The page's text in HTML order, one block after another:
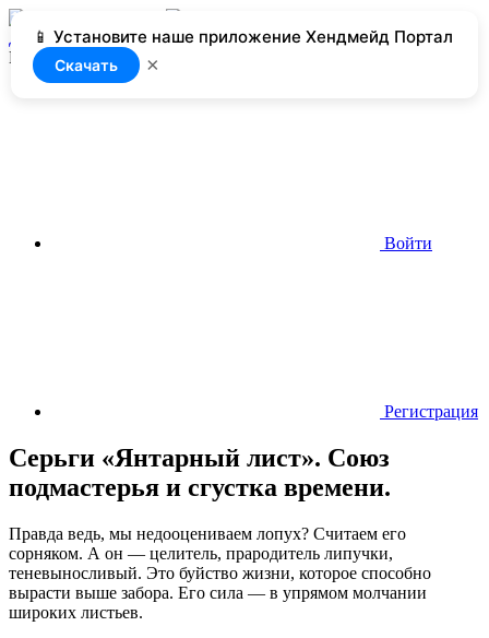
📱 Установите наше приложение Хендмейд Портал
Скачать ×
Добавить
Нет доступа
Войти
Регистрация
Серьги «Янтарный лист». Союз
подмастерья и сгустка времени.
Правда ведь, мы недооцениваем лопух? Считаем его
сорняком. А он — целитель, прародитель липучки,
теневыносливый. Это буйство жизни, которое способно
вырасти выше забора. Его сила — в упрямом молчании
широких листьев.